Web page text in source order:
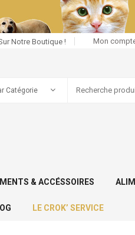
Notre Boutique ! Mon
& ACCÉSSOIRES
LE CROK’ SERVICE